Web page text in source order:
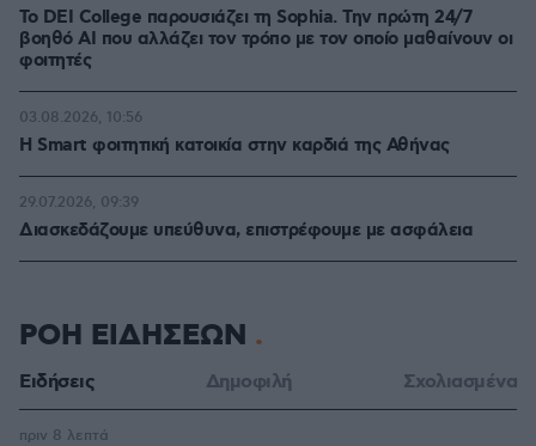
Το DEI College παρουσιάζει τη Sophia. Την πρώτη 24/7
βοηθό AI που αλλάζει τον τρόπο με τον οποίο μαθαίνουν οι
φοιτητές
Η Smart φοιτητική κατοικία στην καρδιά της Αθήνας
03.08.2026, 10:56
Διασκεδάζουμε υπεύθυνα, επιστρέφουμε με ασφάλεια
29.07.2026, 09:39
ΡΟΗ ΕΙΔΗΣΕΩΝ
Ειδήσεις Δημοφιλή Σχολιασμένα
πριν 8 λεπτά